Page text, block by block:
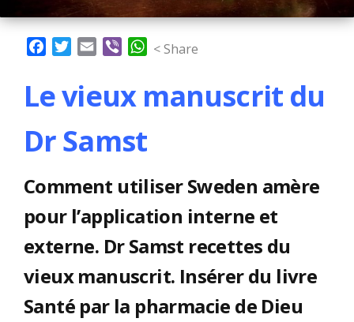
FacebookTwitter
Email Viber WhatsApp
< Share
Le vieux manuscrit du
Dr Samst
Comment utiliser Sweden amère
pour l’application interne et
externe. Dr Samst recettes du
vieux manuscrit. Insérer du livre
Santé par la pharmacie de Dieu